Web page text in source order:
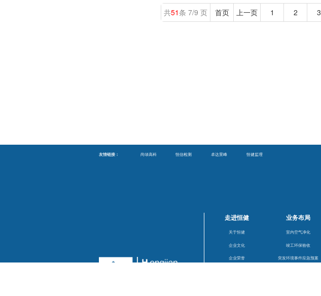
共51条 7/9 页 首页 上一页 1 2 3
友情链接： 尚绿高科 恒信检测 卓达景峰 恒健监理
走进恒健
关于恒健
企业文化
企业荣誉
业务布局
室内空气净化
竣工环保验收
突发环境事件应急预案